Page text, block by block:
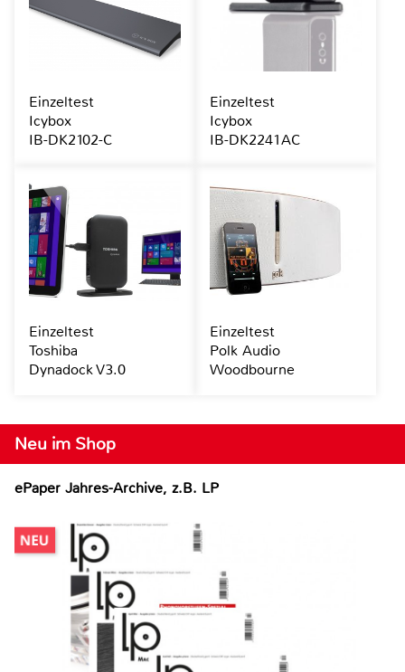
Neu im Shop
ePaper Jahres-Archive, z.B. LP
Einzeltest
Icybox
IB-DK2102-C
Einzeltest
Icybox
IB-DK2241AC
Einzeltest
Toshiba
Dynadock V3.0
Einzeltest
Polk Audio
Woodbourne